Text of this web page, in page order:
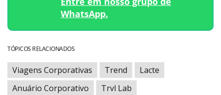
WhatsApp.
TÓPICOS RELACIONADOS
Viagens Corporativas Trend
Lacte
Anuário Corporativo
Trvl Lab